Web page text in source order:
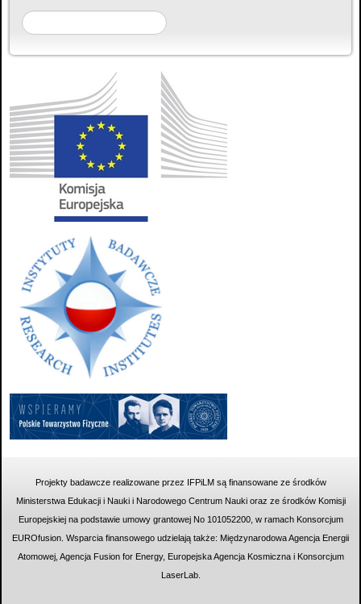
Projekty badawcze realizowane przez IFPiLM są finansowane ze środków
Ministerstwa Edukacji i Nauki i Narodowego Centrum Nauki oraz ze środków Komisji
Europejskiej na podstawie umowy grantowej No 101052200, w ramach Konsorcjum
EUROfusion. Wsparcia finansowego udzielają także: Międzynarodowa Agencja Energii
Atomowej, Agencja Fusion for Energy, Europejska Agencja Kosmiczna i Konsorcjum
LaserLab.